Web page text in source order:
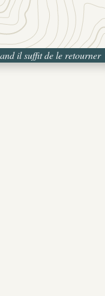
il suffit de le retourner